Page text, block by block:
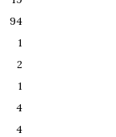
94
1
2
1
4
4